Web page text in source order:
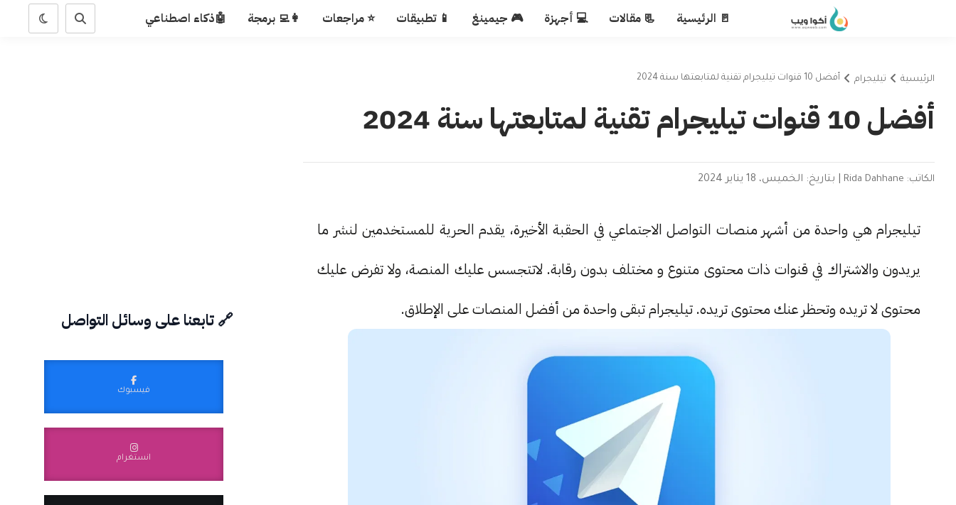
🚪 الرئيسية 📃 مقالات 💻 أجهزة 🎮 جيمينغ 📱 تطبيقات ⭐ مراجعات 👩‍💻 برمجة 🤖ذكاء اصطناعي
الرئيسية تيليجرام أفضل 10 قنوات تيليجرام تقنية لمتابعتها سنة 2024
أفضل 10 قنوات تيليجرام تقنية لمتابعتها سنة 2024
الكاتب: Rida Dahhane بتاريخ: الخميس، 18 يناير 2024
تيليجرام هي واحدة من أشهر منصات التواصل الاجتماعي في الحقبة الأخيرة، يقدم الحرية للمستخدمين لنشر ما
يريدون والاشتراك في قنوات ذات محتوى متنوع و مختلف بدون رقابة. لاتتجسس عليك المنصة، ولا تفرض عليك
محتوى لا تريده وتحظر عنك محتوى تريده. تيليجرام تبقى واحدة من أفضل المنصات على الإطلاق.
🔗 تابعنا على وسائل التواصل
فيسبوك
انستغرام